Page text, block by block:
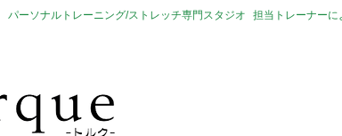
担当トレーナー
パーソナルトレーニング/ストレッチ専門スタジオ ​